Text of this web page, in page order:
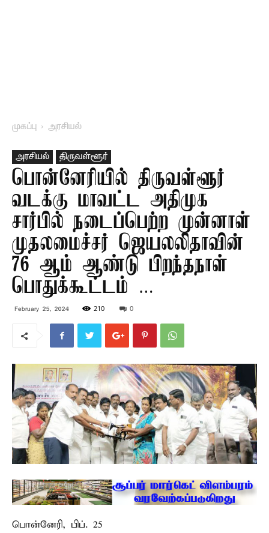
முகப்பு அரசியல்
அரசியல் திருவள்ளூர்
பொன்னேரியில் திருவள்ளூர்
வடக்கு மாவட்ட அதிமுக
சார்பில் நடைப்பெற்ற முன்னாள்
முதலமைச்சர் ஜெயலலிதாவின்
76 ஆம் ஆண்டு பிறந்தநாள்
பொதுக்கூட்டம் …
February 25, 2024 210 0
பொன்னேரி, பிப். 25 –